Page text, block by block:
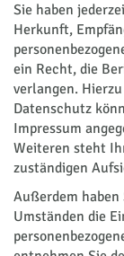
Sie haben
Herkunft,
ein Recht, die
verlangen.
Datenschutz
Impressum
Weiteren steht
zuständigen
Außerdem
Umständen die